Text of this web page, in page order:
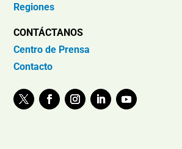
Regiones
CONTÁCTANOS
Centro de Prensa
Contacto